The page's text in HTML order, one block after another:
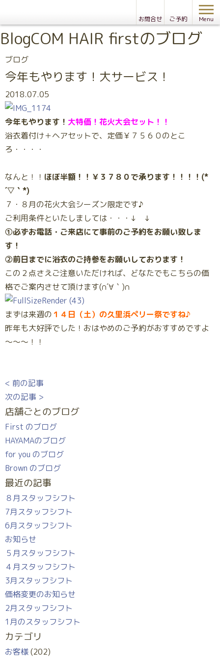
お問合せ ご予約 Menu
BlogCOM HAIR firstのブログ
ブログ
今年もやります！大サービス！
2018.07.05
今年もやります！ 大特価！花火大会セット！！
浴衣着付け＋ヘアセットで、定価￥７５６０のとこ
ろ・・・・
なんと！！ ほぼ半額！！￥３７８０で承ります！！！！(*
´▽｀*)
７・８月の花火大会シーズン限定です♪
ご利用条件といたしましては・・・↓ ↓
①必ずお電話・ご来店にて事前のご予約をお願い致しま
す！
②前日までに浴衣のご持参をお願いしております！
この２点さえご注意いただければ、どなたでもこちらの価
格でご案内させて頂けます(∩´∀｀)∩
まずは来週の １４日（土）の久里浜ペリー祭ですね♪
昨年も大好評でした！おはやめのご予約がおすすめですよ
～～～！！
< 前の記事
次の記事 >
店舗ごとのブログ
First のブログ
HAYAMAのブログ
for you のブログ
Brown のブログ
最近の記事
８月スタッフシフト
7月スタッフシフト
6月スタッフシフト
お知らせ
５月スタッフシフト
４月スタッフシフト
3月スタッフシフト
価格変更のお知らせ
2月スタッフシフト
1月のスタッフシフト
カテゴリ
お客様(202)